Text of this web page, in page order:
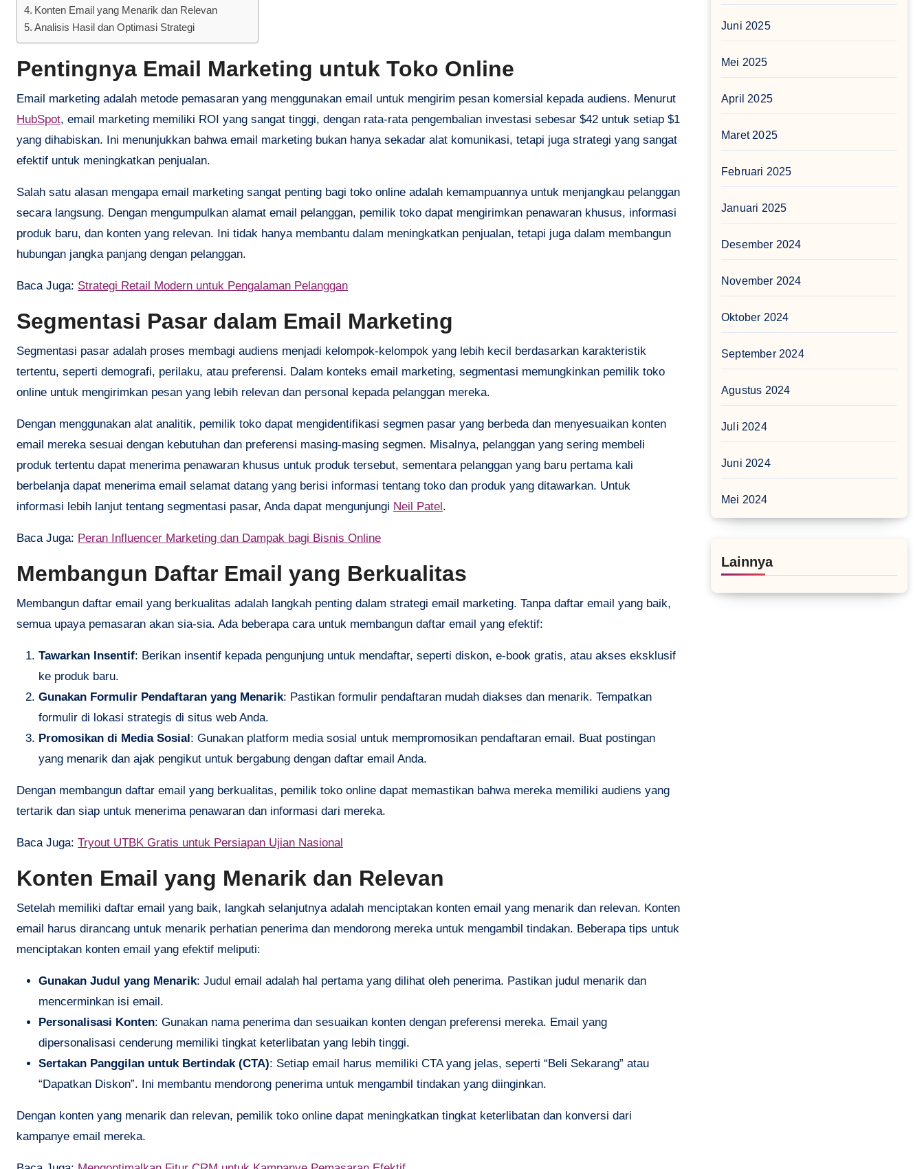
Konten Email yang Menarik dan Relevan
Analisis Hasil dan Optimasi Strategi
Pentingnya Email Marketing untuk Toko Online
Email marketing adalah metode pemasaran yang menggunakan email untuk mengirim pesan komersial kepada audiens. Menurut
HubSpot, email marketing memiliki ROI yang sangat tinggi, dengan rata-rata pengembalian investasi sebesar $42 untuk setiap $1
yang dihabiskan. Ini menunjukkan bahwa email marketing bukan hanya sekadar alat komunikasi, tetapi juga strategi yang sangat
efektif untuk meningkatkan penjualan.
Salah satu alasan mengapa email marketing sangat penting bagi toko online adalah kemampuannya untuk menjangkau pelanggan
secara langsung. Dengan mengumpulkan alamat email pelanggan, pemilik toko dapat mengirimkan penawaran khusus, informasi
produk baru, dan konten yang relevan. Ini tidak hanya membantu dalam meningkatkan penjualan, tetapi juga dalam membangun
hubungan jangka panjang dengan pelanggan.
Baca Juga: Strategi Retail Modern untuk Pengalaman Pelanggan
Segmentasi Pasar dalam Email Marketing
Segmentasi pasar adalah proses membagi audiens menjadi kelompok-kelompok yang lebih kecil berdasarkan karakteristik
tertentu, seperti demografi, perilaku, atau preferensi. Dalam konteks email marketing, segmentasi memungkinkan pemilik toko
online untuk mengirimkan pesan yang lebih relevan dan personal kepada pelanggan mereka.
Dengan menggunakan alat analitik, pemilik toko dapat mengidentifikasi segmen pasar yang berbeda dan menyesuaikan konten
email mereka sesuai dengan kebutuhan dan preferensi masing-masing segmen. Misalnya, pelanggan yang sering membeli
produk tertentu dapat menerima penawaran khusus untuk produk tersebut, sementara pelanggan yang baru pertama kali
berbelanja dapat menerima email selamat datang yang berisi informasi tentang toko dan produk yang ditawarkan. Untuk
informasi lebih lanjut tentang segmentasi pasar, Anda dapat mengunjungi Neil Patel .
Baca Juga: Peran Influencer Marketing dan Dampak bagi Bisnis Online
Membangun Daftar Email yang Berkualitas
Membangun daftar email yang berkualitas adalah langkah penting dalam strategi email marketing. Tanpa daftar email yang baik,
semua upaya pemasaran akan sia-sia. Ada beberapa cara untuk membangun daftar email yang efektif:
Tawarkan Insentif: Berikan insentif kepada pengunjung untuk mendaftar, seperti diskon, e-book gratis, atau akses eksklusif
ke produk baru.
Gunakan Formulir Pendaftaran yang Menarik: Pastikan formulir pendaftaran mudah diakses dan menarik. Tempatkan
formulir di lokasi strategis di situs web Anda.
Promosikan di Media Sosial : Gunakan platform media sosial untuk mempromosikan pendaftaran email. Buat postingan
yang menarik dan ajak pengikut untuk bergabung dengan daftar email Anda.
Dengan membangun daftar email yang berkualitas, pemilik toko online dapat memastikan bahwa mereka memiliki audiens yang
tertarik dan siap untuk menerima penawaran dan informasi dari mereka.
Baca Juga: Tryout UTBK Gratis untuk Persiapan Ujian Nasional
Konten Email yang Menarik dan Relevan
Setelah memiliki daftar email yang baik, langkah selanjutnya adalah menciptakan konten email yang menarik dan relevan. Konten
email harus dirancang untuk menarik perhatian penerima dan mendorong mereka untuk mengambil tindakan. Beberapa tips untuk
menciptakan konten email yang efektif meliputi:
Gunakan Judul yang Menarik: Judul email adalah hal pertama yang dilihat oleh penerima. Pastikan judul menarik dan
mencerminkan isi email.
Personalisasi Konten: Gunakan nama penerima dan sesuaikan konten dengan preferensi mereka. Email yang
dipersonalisasi cenderung memiliki tingkat keterlibatan yang lebih tinggi.
Sertakan Panggilan untuk Bertindak (CTA): Setiap email harus memiliki CTA yang jelas, seperti “Beli Sekarang” atau
“Dapatkan Diskon”. Ini membantu mendorong penerima untuk mengambil tindakan yang diinginkan.
Dengan konten yang menarik dan relevan, pemilik toko online dapat meningkatkan tingkat keterlibatan dan konversi dari
kampanye email mereka.
Juni 2025
Mei 2025
April 2025
Maret 2025
Februari 2025
Januari 2025
Desember 2024
November 2024
Oktober 2024
September 2024
Agustus 2024
Juli 2024
Juni 2024
Mei 2024
Lainnya